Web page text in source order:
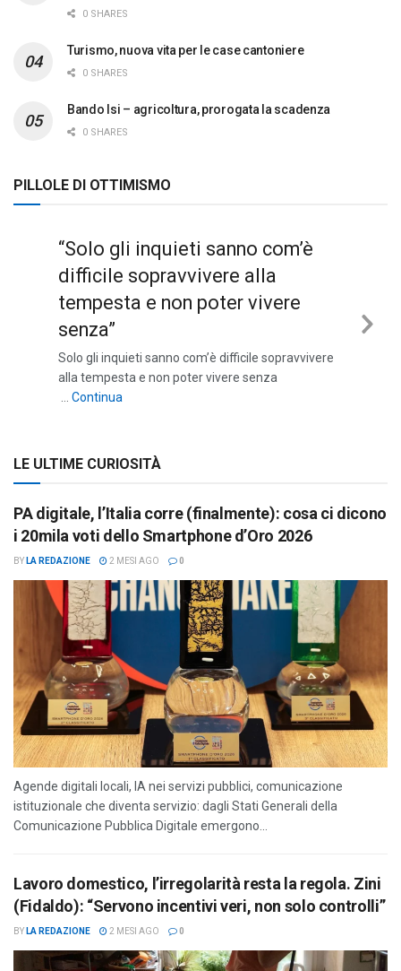
0 SHARES
Turismo, nuova vita per le case cantoniere
0 SHARES
Bando Isi – agricoltura, prorogata la scadenza
0 SHARES
PILLOLE DI OTTIMISMO
“Solo gli inquieti sanno com’è
difficile sopravvivere alla
tempesta e non poter vivere
senza”
Solo gli inquieti sanno com’è difficile sopravvivere
alla tempesta e non poter vivere senza
… Continua
LE ULTIME CURIOSITÀ
PA digitale, l’Italia corre (finalmente): cosa ci dicono
i 20mila voti dello Smartphone d’Oro 2026
BY LA REDAZIONE 2 MESI AGO 0
Agende digitali locali, IA nei servizi pubblici, comunicazione
istituzionale che diventa servizio: dagli Stati Generali della
Comunicazione Pubblica Digitale emergono...
Lavoro domestico, l’irregolarità resta la regola. Zini
(Fidaldo): “Servono incentivi veri, non solo controlli”
BY LA REDAZIONE 2 MESI AGO 0